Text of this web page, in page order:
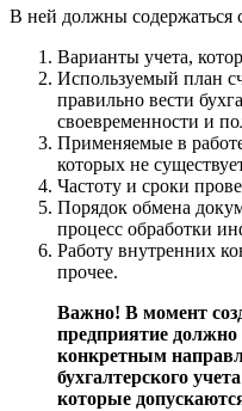
В ней должны
Варианты учета,
Используемый план
правильно вести
своевременности и
Применяемые в
которых не
Частоту и сроки
Порядок обмена
процесс обработки
Работу внутренних
прочее.
Важно! В момент
предприятие должно
конкретным
бухгалтерского
которые